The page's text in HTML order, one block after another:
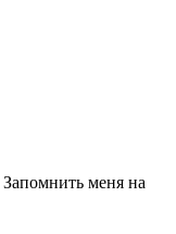
Запомнить меня на